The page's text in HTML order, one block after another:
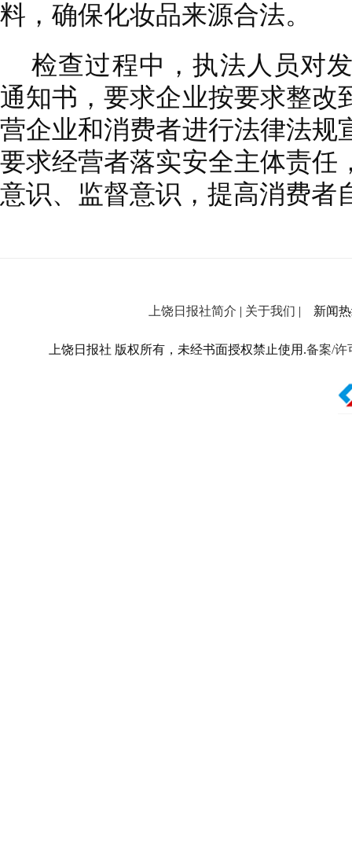
料，确保化妆品来源合法。
检查过程中，执法人员对
通知书，要求企业按要求整改
营企业和消费者进行法律法规
要求经营者落实安全主体责任
意识、监督意识，提高消费者
上饶日报社简介 | 关于我们 | 新闻热
上饶日报社 版权所有，未经书面授权禁止使用.备案/许